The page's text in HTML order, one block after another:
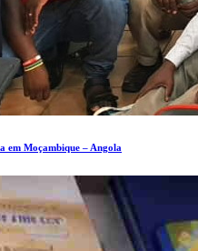
em Moçambique – Angola